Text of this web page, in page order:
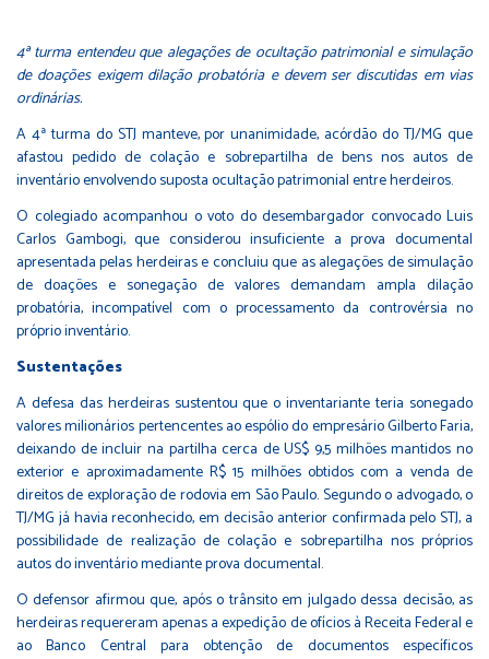
4ª turma entendeu que alegações de ocultação patrimonial e simulação
de doações exigem dilação probatória e devem ser discutidas em vias
ordinárias.
A 4ª turma do STJ manteve, por unanimidade, acórdão do TJ/MG que
afastou pedido de colação e sobrepartilha de bens nos autos de
inventário envolvendo suposta ocultação patrimonial entre herdeiros.
O colegiado acompanhou o voto do desembargador convocado Luis
Carlos Gambogi, que considerou insuficiente a prova documental
apresentada pelas herdeiras e concluiu que as alegações de simulação
de doações e sonegação de valores demandam ampla dilação
probatória, incompatível com o processamento da controvérsia no
próprio inventário.
Sustentações
A defesa das herdeiras sustentou que o inventariante teria sonegado
valores milionários pertencentes ao espólio do empresário Gilberto Faria,
deixando de incluir na partilha cerca de US$ 9,5 milhões mantidos no
exterior e aproximadamente R$ 15 milhões obtidos com a venda de
direitos de exploração de rodovia em São Paulo. Segundo o advogado, o
TJ/MG já havia reconhecido, em decisão anterior confirmada pelo STJ, a
possibilidade de realização de colação e sobrepartilha nos próprios
autos do inventário mediante prova documental.
O defensor afirmou que, após o trânsito em julgado dessa decisão, as
herdeiras requereram apenas a expedição de ofícios à Receita Federal e
ao Banco Central para obtenção de documentos específicos